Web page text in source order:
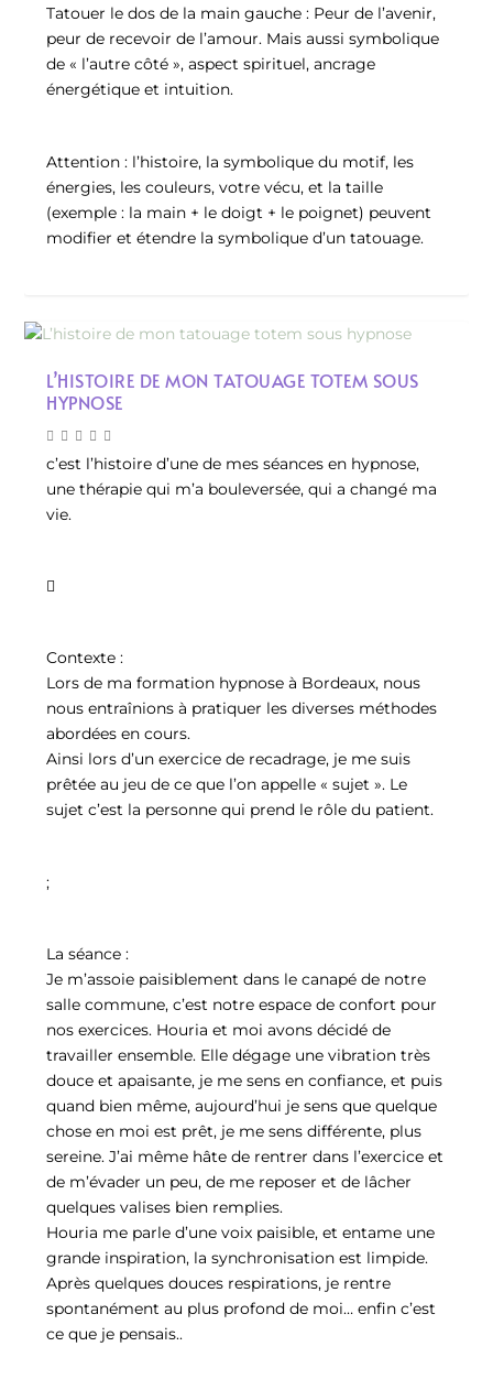
Tatouer le dos de la main gauche : Peur de l’avenir,
peur de recevoir de l’amour. Mais aussi symbolique
de « l’autre côté », aspect spirituel, ancrage
énergétique et intuition.
Attention : l’histoire, la symbolique du motif, les
énergies, les couleurs, votre vécu, et la taille
(exemple : la main + le doigt + le poignet) peuvent
modifier et étendre la symbolique d’un tatouage.
L’HISTOIRE DE MON TATOUAGE TOTEM SOUS
HYPNOSE
c’est l’histoire d’une de mes séances en hypnose,
une thérapie qui m’a bouleversée, qui a changé ma
vie.

Contexte :
Lors de ma formation hypnose à Bordeaux, nous
nous entraînions à pratiquer les diverses méthodes
abordées en cours.
Ainsi lors d’un exercice de recadrage, je me suis
prêtée au jeu de ce que l’on appelle « sujet ». Le
sujet c’est la personne qui prend le rôle du patient.
;
La séance :
Je m’assoie paisiblement dans le canapé de notre
salle commune, c’est notre espace de confort pour
nos exercices. Houria et moi avons décidé de
travailler ensemble. Elle dégage une vibration très
douce et apaisante, je me sens en confiance, et puis
quand bien même, aujourd’hui je sens que quelque
chose en moi est prêt, je me sens différente, plus
sereine. J’ai même hâte de rentrer dans l’exercice et
de m’évader un peu, de me reposer et de lâcher
quelques valises bien remplies.
Houria me parle d’une voix paisible, et entame une
grande inspiration, la synchronisation est limpide.
Après quelques douces respirations, je rentre
spontanément au plus profond de moi… enfin c’est
ce que je pensais..